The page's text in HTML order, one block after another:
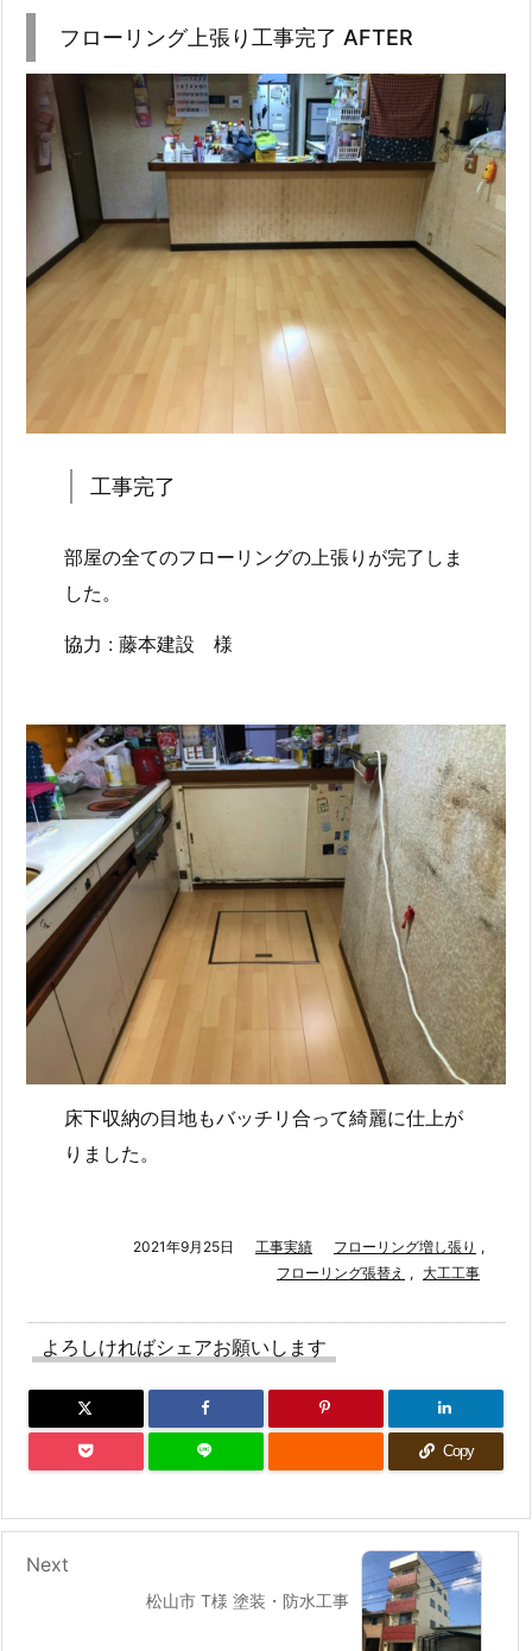
フローリング上張り工事完了 AFTER
工事完了
部屋の全てのフローリングの上張りが完了しま
した。
協力 : 藤本建設 様
床下収納の目地もバッチリ合って綺麗に仕上が
りました。
2021年9月25日 工事実績 フローリング増し張り ,
フローリング張替え , 大工工事
よろしければシェアお願いします
Copy
松山市 T様 塗装・防水工事
Next